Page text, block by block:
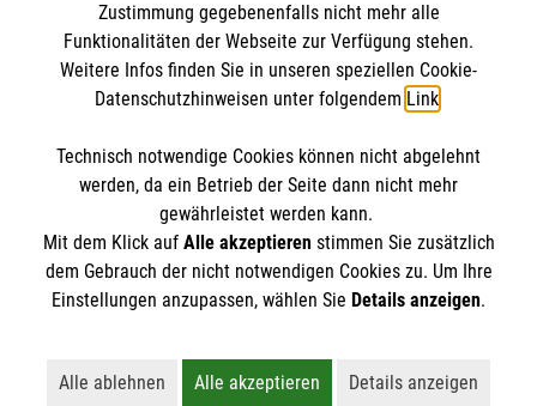
Kontakt
Impressum
Compliance
Institutionelles Schutzkonzept
Malteser
Malteser Werke
Malteser Paderborn
Accordion 1
Kontakt
Zustimmung gegebenenfalls nicht mehr alle
Funktionalitäten der Webseite zur Verfügung stehen.
Weitere Infos finden Sie in unseren speziellen Cookie-
Datenschutzhinweisen unter folgendem Link.
Technisch notwendige Cookies können nicht abgelehnt
werden, da ein Betrieb der Seite dann nicht mehr
gewährleistet werden kann.
Mit dem Klick auf Alle akzeptierenstimmen Sie zusätzlich
dem Gebrauch der nicht notwendigen Cookies zu. Um Ihre
Einstellungen anzupassen, wählen Sie Details anzeigen.
Alle ablehnen
Alle akzeptieren
Details anzeigen